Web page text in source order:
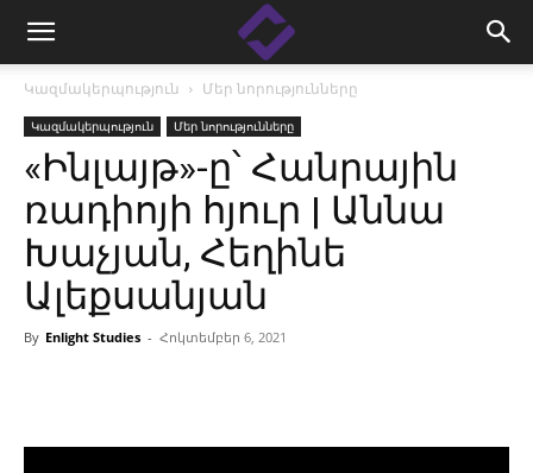
Կազմակերպություն Մեր նորությունները
Կազմակերպություն Մեր նորությունները
«Ինլայթ»-ը՝ Հանրային
ռադիոյի հյուր | Աննա
Խաչյան, Հեղինե
Ալեքսանյան
By Enlight Studies - Հոկտեմբեր 6, 2021